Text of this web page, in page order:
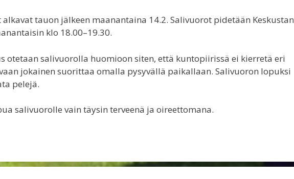
alkavat tauon jälkeen maanantaina 14.2. Salivuorot pidetään Keskustan
klo 18.00–19.30.
otetaan salivuorolla huomioon siten, että kuntopiirissä ei kierretä eri
jokainen suorittaa omalla pysyvällä paikallaan. Salivuoron lopuksi
pelejä.
salivuorolle vain täysin terveenä ja oireettomana.